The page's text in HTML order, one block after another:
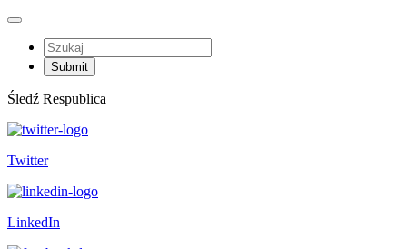
Śledź Respublica
Twitter
LinkedIn